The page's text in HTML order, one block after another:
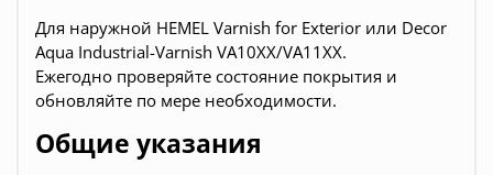
Для наружной HEMEL Varnish for Exterior или Decor
Aqua Industrial-Varnish VA10XX/VA11XX.
Ежегодно проверяйте состояние покрытия и
обновляйте по мере необходимости.
Общие указания